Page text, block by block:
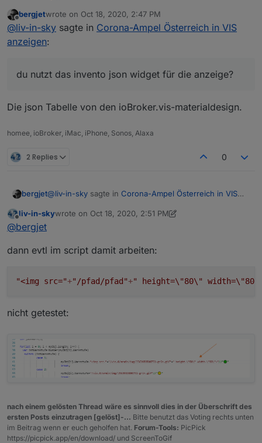
du nutzt das invento json widget für die anzeige?
Offline
bergjetwrote on Oct 18, 2020, 2:47 PM
last edited by
@liv-in-sky sagte in Corona-Ampel Österreich in VIS
anzeigen:
du nutzt das invento json widget für die anzeige?
Die json Tabelle von den ioBroker.vis-materialdesign.
homee, ioBroker, iMac, iPhone, Sonos, Alaxa
2 Replies 0
bergjet@liv-in-sky sagte in Corona-Ampel Österreich in VIS
Die json Tabelle von den ioBroker.vis-materialdesign.
Offline
liv-in-skywrote on Oct 18, 2020, 2:51 PM
last edited by liv-in-sky Oct 18, 2020, 4:56 PM
@bergjet
dann evtl im script damit arbeiten:
"<img src="+"/pfad/pfad"+" height=\"80\" width=\"80
nicht getestet:
nach einem gelösten Thread wäre es sinnvoll dies in der Überschrift des
ersten Posts einzutragen [gelöst]-... Bitte benutzt das Voting rechts unten
im Beitrag wenn er euch geholfen hat. Forum-Tools: PicPick
https://picpick.app/en/download/ und ScreenToGif